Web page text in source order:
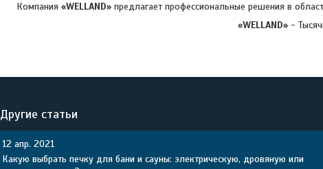
Компания «WELLAND» предлагает профессиональные решения в
«WELLAND» -
Другие статьи
12 апр. 2021
Какую выбрать печку для бани и сауны: электрическую, дровяную или